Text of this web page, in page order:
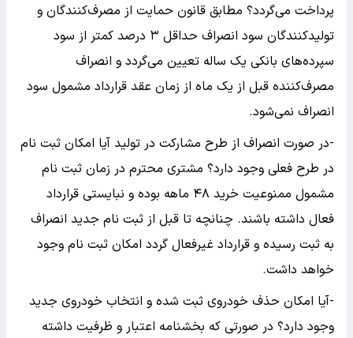
پرداخت می‌گردد؟ مطابق قانون حمایت از مصرف‌کنندگان و
تولیدکنندگان سود انصراف حداقل ۳ درصد کمتر از سود
سپرده‌های بانکی یک ساله تعیین می‌گردد و انصراف
مصرف‌کننده قبل از یک ماه از زمان عقد قرارداد مشمول سود
انصراف نمی‌شود.
-در صورت انصراف از طرح مشارکت در تولید آیا امکان ثبت نام
در طرح فعلی وجود دارد؟ مشتری محترم در زمان ثبت نام
مشمول ممنوعیت خرید ۴۸ ماهه بوده و نبایستی قرارداد
فعال داشته باشند. چنانچه تا قبل از ثبت نام جدید انصراف
به ثبت رسیده و قرارداد غیرفعال گردد امکان ثبت نام وجود
خواهد داشت.
-آیا امکان حذف خودروی ثبت شده و انتخاب خودروی جدید
وجود دارد؟ در صورتی که بخشنامه اعتبار و ظرفیت داشته